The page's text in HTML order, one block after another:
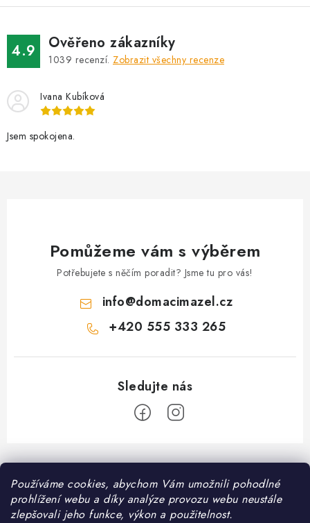
Používáme cookies, abychom Vám umožnili pohodlné
prohlížení webu a díky analýze provozu webu neustále
zlepšovali jeho funkce, výkon a použitelnost.
á
d
a
c
p
v
4.9 Ověřeno zákazníky
1039 recenzí. Zobrazit všechny recenze
Ivana Kubíková
Jsem spokojena.
Pomůžeme vám s výběrem
Potřebujete s něčím poradit? Jsme tu pro vás!
info@domacimazel.cz
+420 555 333 265
Z
á
Informace pro vás
Kontakt
❤️ Oblíbené kategorie